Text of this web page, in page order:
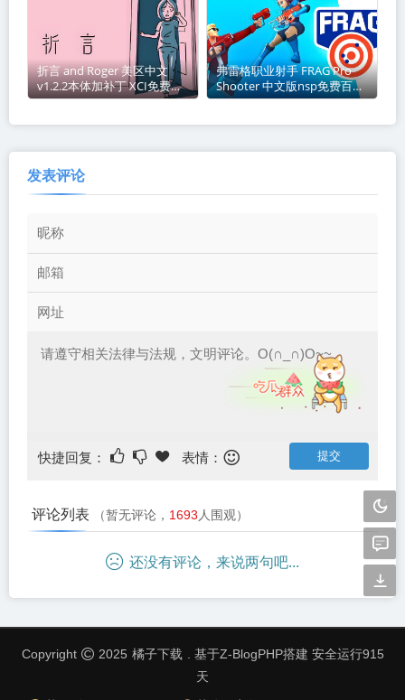
折言 and Roger 美区中文
v1.2.2本体加补丁 XCI免费百
度网盘下载
弗雷格职业射手 FRAG Pro
Shooter 中文版nsp免费百度
网盘下载
发表评论
快捷回复： 表情：
评论列表 （暂无评论， 1693 人围观）
还没有评论，来说两句吧...
Copyright 2025 橘子下载 . 基于Z-BlogPHP搭建 安全运行915
天